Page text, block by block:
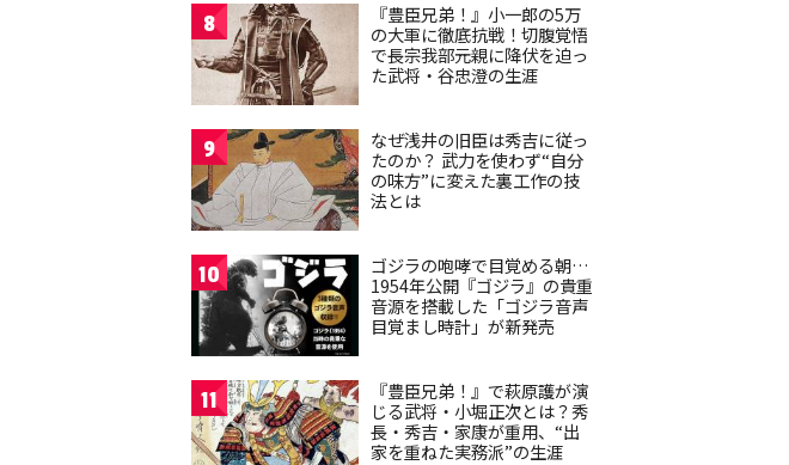
8
『豊臣兄弟！』小一郎の5万
の大軍に徹底抗戦！切腹覚悟
で長宗我部元親に降伏を迫っ
た武将・谷忠澄の生涯
9
なぜ浅井の旧臣は秀吉に従っ
たのか？ 武力を使わず“自分
の味方”に変えた裏工作の技
法とは
10
ゴジラの咆哮で目覚める朝…
1954年公開『ゴジラ』の貴重
音源を搭載した「ゴジラ音声
目覚まし時計」が新発売
11
『豊臣兄弟！』で萩原護が演
じる武将・小堀正次とは？秀
長・秀吉・家康が重用、“出
家を重ねた実務派”の生涯